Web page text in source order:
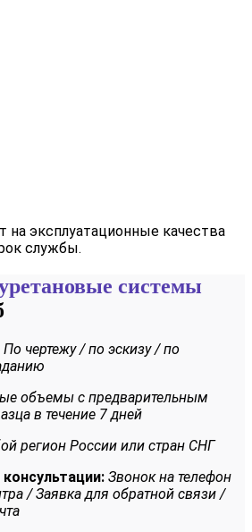
эксплуатационные качества
службы.
системы
По чертежу / по эскизу / по
объемы с предварительным
в течение 7 дней
регион России или стран СНГ
Звонок на телефон
/ Заявка для обратной связи /